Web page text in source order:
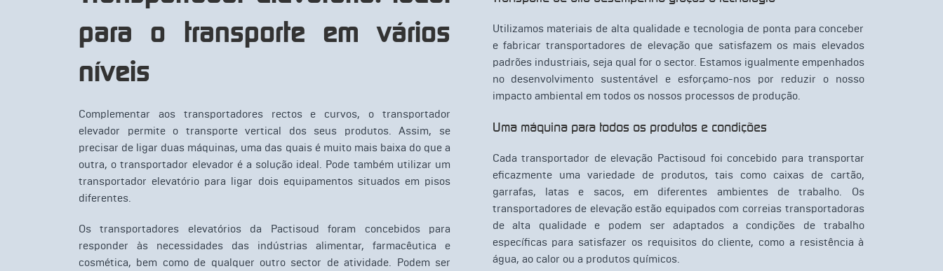
para o transporte em vários
níveis
Complementar aos transportadores rectos e curvos, o transportador
elevador permite o transporte vertical dos seus produtos. Assim, se
precisar de ligar duas máquinas, uma das quais é muito mais baixa do que a
outra, o transportador elevador é a solução ideal. Pode também utilizar um
transportador elevatório para ligar dois equipamentos situados em pisos
diferentes.
Os transportadores elevatórios da Pactisoud foram concebidos para
responder às necessidades das indústrias alimentar, farmacêutica e
cosmética, bem como de qualquer outro sector de atividade. Podem ser
Utilizamos materiais de alta qualidade e tecnologia de ponta para conceber
e fabricar transportadores de elevação que satisfazem os mais elevados
padrões industriais, seja qual for o sector. Estamos igualmente empenhados
no desenvolvimento sustentável e esforçamo-nos por reduzir o nosso
impacto ambiental em todos os nossos processos de produção.
Uma máquina para todos os produtos e condições
Cada transportador de elevação Pactisoud foi concebido para transportar
eficazmente uma variedade de produtos, tais como caixas de cartão,
garrafas, latas e sacos, em diferentes ambientes de trabalho. Os
transportadores de elevação estão equipados com correias transportadoras
de alta qualidade e podem ser adaptados a condições de trabalho
específicas para satisfazer os requisitos do cliente, como a resistência à
água, ao calor ou a produtos químicos.